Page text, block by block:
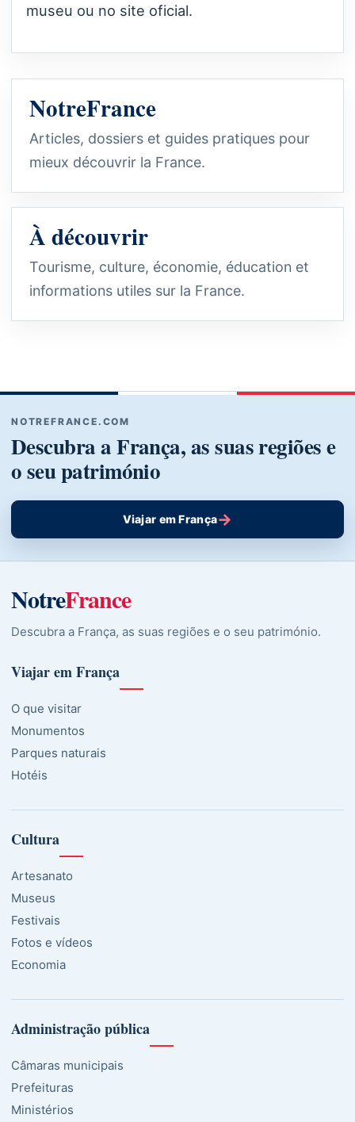
museu ou no site oficial.
NotreFrance
Articles, dossiers et guides pratiques pour
mieux découvrir la France.
À découvrir
Tourisme, culture, économie, éducation et
informations utiles sur la France.
NOTREFRANCE.COM
Descubra a França, as suas regiões e
o seu património
Viajar em França→
NotreFrance
Descubra a França, as suas regiões e o seu património.
Viajar em França
O que visitar
Monumentos
Parques naturais
Hotéis
Cultura
Artesanato
Museus
Festivais
Fotos e vídeos
Economia
Administração pública
Câmaras municipais
Prefeituras
Ministérios